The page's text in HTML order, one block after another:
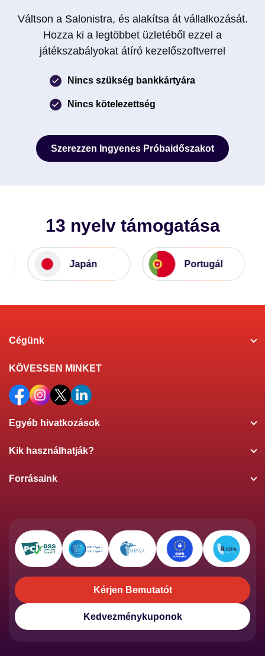
Váltson a Salonistra, és alakítsa át vállalkozását.
Hozza ki a legtöbbet üzletéből ezzel a
játékszabályokat átíró kezelőszoftverrel
Nincs szükség bankkártyára
Nincs kötelezettség
Szerezzen Ingyenes Próbaidőszakot
13 nyelv támogatása
Japán Portugál
Cégünk
KÖVESSEN MINKET
Egyéb hivatkozások
Kik használhatják?
Forrásaink
Kérjen Bemutatót
Kedvezménykuponok